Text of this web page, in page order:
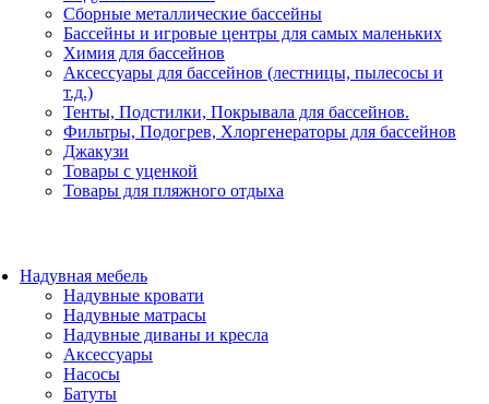
Сборные металлические бассейны
Бассейны и игровые центры для самых маленьких
Химия для бассейнов
Аксессуары для бассейнов (лестницы, пылесосы и
т.д.)
Тенты, Подстилки, Покрывала для бассейнов.
Фильтры, Подогрев, Хлоргенераторы для бассейнов
Джакузи
Товары с уценкой
Товары для пляжного отдыха
Надувная мебель
Надувные кровати
Надувные матрасы
Надувные диваны и кресла
Аксессуары
Насосы
Батуты